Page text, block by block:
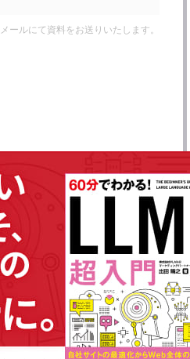
ールにて資料をお送りいたします。